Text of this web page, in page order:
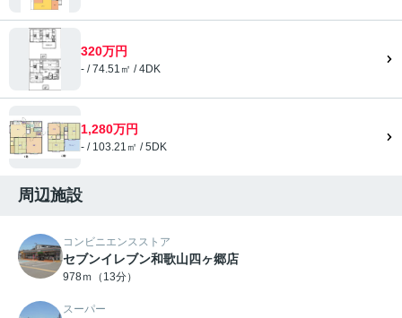
320万円
- / 74.51㎡ / 4DK
1,280万円
- / 103.21㎡ / 5DK
周辺施設
コンビニエンスストア
セブンイレブン和歌山四ヶ郷店
978ｍ（13分）
スーパー